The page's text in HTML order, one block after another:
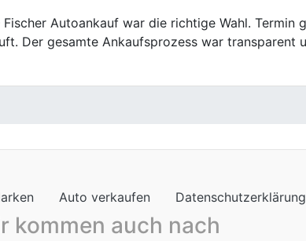
hat meinen alten Wagen abgeholt und fair
kommen auch nach
Pfalz